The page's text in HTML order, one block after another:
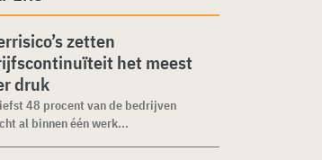
zetten
het meest
druk
48 procent van de bedrijven
al binnen één werk...